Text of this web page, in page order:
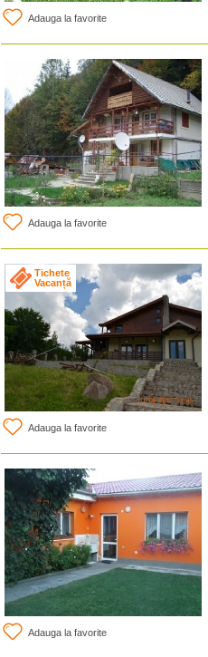
Adauga la favorite
Adauga la favorite
Tichete
Vacanță
Adauga la favorite
Adauga la favorite